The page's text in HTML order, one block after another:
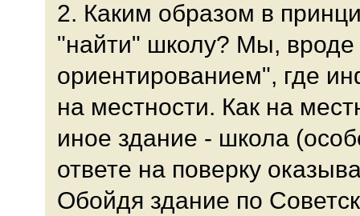
2. Каким образом в
"найти" школу? Мы, вроде
ориентированием", где
на местности. Как на
иное здание - школа
ответе на поверку
Обойдя здание по